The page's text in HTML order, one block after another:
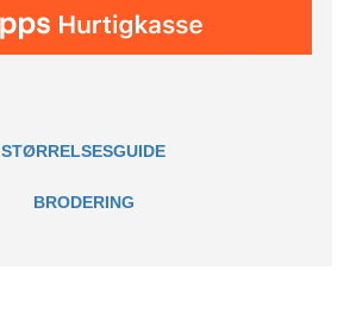
STØRRELSESGUIDE
BRODERING